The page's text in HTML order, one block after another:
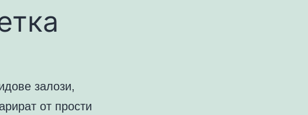
залози,
от прости